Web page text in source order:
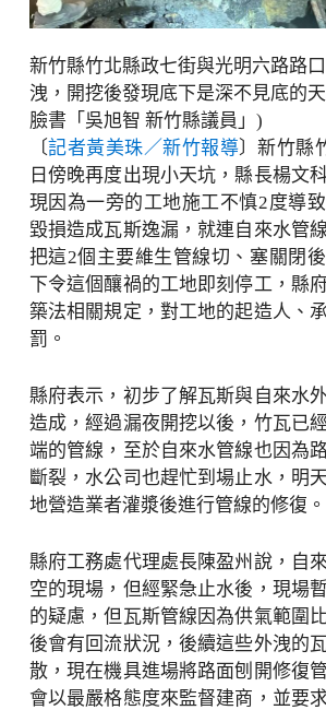
新竹縣竹北縣政七街與光明六路路
洩，開挖後發現底下是深不見底的
臉書「吳旭智 新竹縣議員」)
〔記者黃美珠／新竹報導〕新竹縣
日傍晚再度出現小天坑，縣長楊文
現因為一旁的工地施工不慎2度導
毀損造成瓦斯逸漏，就連自來水管
把這2個主要維生管線切、塞關閉
下令這個釀禍的工地即刻停工，縣
築法相關規定，對工地的起造人、
罰。
縣府表示，初步了解瓦斯與自來水
造成，經過漏夜開挖以後，竹瓦已
端的管線，至於自來水管線也因為
斷裂，水公司也趕忙到場止水，明
地營造業者灌漿後進行管線的修復。
縣府工務處代理處長陳盈州說，自
空的現場，但經緊急止水後，現場
的疑慮，但瓦斯管線因為供氣範圍
後會有回流狀況，後續這些外洩的
散，現在機具進場將路面刨開修復
會以最嚴格態度來監督建商，並要